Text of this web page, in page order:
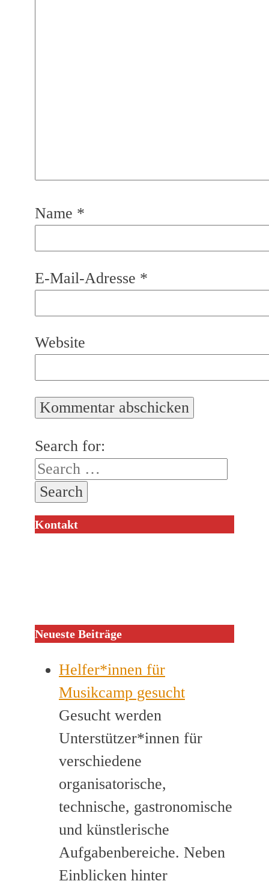
Name *
E-Mail-Adresse *
Website
Search for:
Kontakt
Neueste Beiträge
Helfer*innen für
Musikcamp gesucht
Gesucht werden
Unterstützer*innen für
verschiedene
organisatorische,
technische, gastronomische
und künstlerische
Aufgabenbereiche. Neben
Einblicken hinter